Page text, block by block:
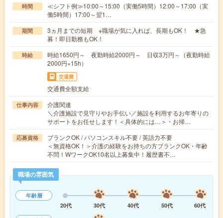
時間
≪シフト例≫10:00～15:00（実働5時間）12:00～17:00（実
働5時間）17:00～翌1…
期間
3ヵ月までの短期 ※職場が気に入れば、長期もOK！ ★急
募！即日勤務もOK！
時給
時給1650円～ 夜勤時給2000円～ 日収3万円～（夜勤時給
2000円×15h）
交通費
交通費全額支給
仕事内容
介護関連
＼介護施設で見守りやお手伝い／施設を利用するお年寄りの
サポートをお任せします！＜具体的には…＞・お掃…
応募資格
ブランクOK / パソコンスキル不要 / 英語力不要
＜無資格OK！＞介護の経験をお持ちの方ブランクOK・年齢
不問！WワークOK10名以上募集中！履歴書不…
職場の雰囲気
年齢層
20代
30代 40代 50代
60代